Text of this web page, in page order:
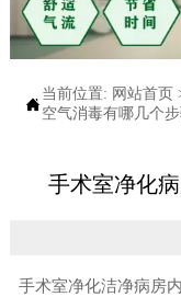

当前位置: 网站首页
空气消毒有哪几个步
手术室净化
手术室净化洁净病房